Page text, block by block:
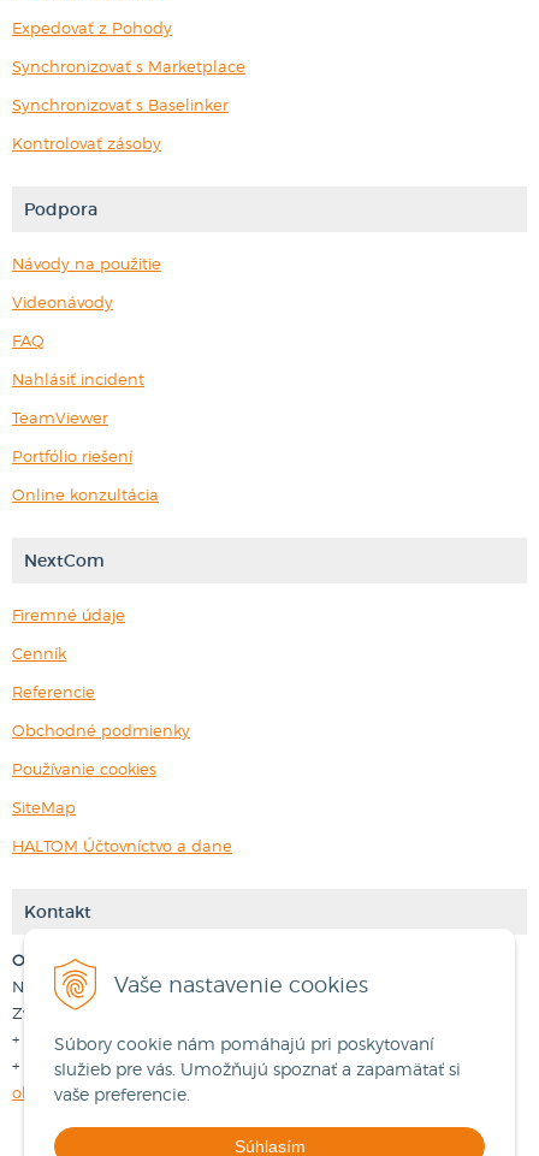
Vaše nastavenie cookies
Súbory cookie nám pomáhajú pri poskytovaní
služieb pre vás. Umožňujú spoznať a zapamätať si
vaše preferencie.
Súhlasím
Expedovať z Pohody
Synchronizovať s Marketplace
Synchronizovať s Baselinker
Kontrolovať zásoby
Podpora
Návody na použitie
Videonávody
FAQ
Nahlásiť incident
TeamViewer
Portfólio riešení
Online konzultácia
NextCom
Firemné údaje
Cenník
Referencie
Obchodné podmienky
Používanie cookies
SiteMap
HALTOM Účtovníctvo a dane
Kontakt
Obchodné oddelenie
Nádvorná 3383/16
Zvolen
+ 421 45 3 700 333
+ 421 905 811 189
obchod@nextcom.sk
Nádvorná 3383/16
+421 917 333 036
+421 917 333 034